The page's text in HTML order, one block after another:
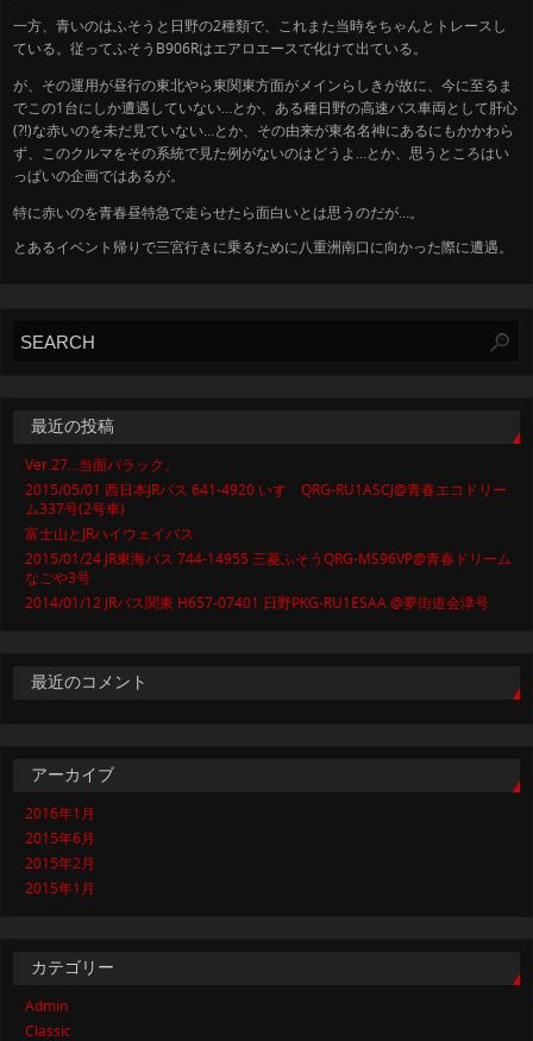
一方、青いのはふそうと日野の2種類で、これまた当時をちゃんとトレースし
ている。従ってふそうB906Rはエアロエースで化けて出ている。
が、その運用が昼行の東北やら東関東方面がメインらしきが故に、 今に至るま
でこの1台にしか遭遇していない…とか、ある種日野の高速バス車両として肝心
(?!)な赤いのを未だ見ていない…とか、その由来が東名名神にあるにもかかわら
ず、このクルマをその系統で見た例がないのはどうよ…とか、思うところはい
っぱいの企画ではあるが。
特に赤いのを青春昼特急で走らせたら面白いとは思うのだが…。
とあるイベント帰りで三宮行きに乗るために八重洲南口に向かった際に遭遇。
最近の投稿
Ver.27…当面バラック。
2015/05/01 西日本JRバス 641-4920 いすゞQRG-RU1ASCJ@青春エコドリー
ム337号(2号車)
富士山とJRハイウェイバス
2015/01/24 JR東海バス 744-14955 三菱ふそうQRG-MS96VP@青春ドリーム
なごや3号
2014/01/12 JRバス関東 H657-07401 日野PKG-RU1ESAA @夢街道会津号
最近のコメント
アーカイブ
2016年1月
2015年6月
2015年2月
2015年1月
カテゴリー
Admin
Classic